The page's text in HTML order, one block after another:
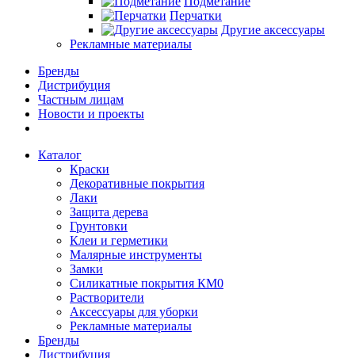
Перчатки
Другие аксессуары
Рекламные материалы
Бренды
Дистрибуция
Частным лицам
Новости и проекты
Каталог
Краски
Декоративные покрытия
Лаки
Защита дерева
Грунтовки
Клеи и герметики
Малярные инструменты
Замки
Силикатные покрытия КМ0
Растворители
Аксессуары для уборки
Рекламные материалы
Бренды
Дистрибуция